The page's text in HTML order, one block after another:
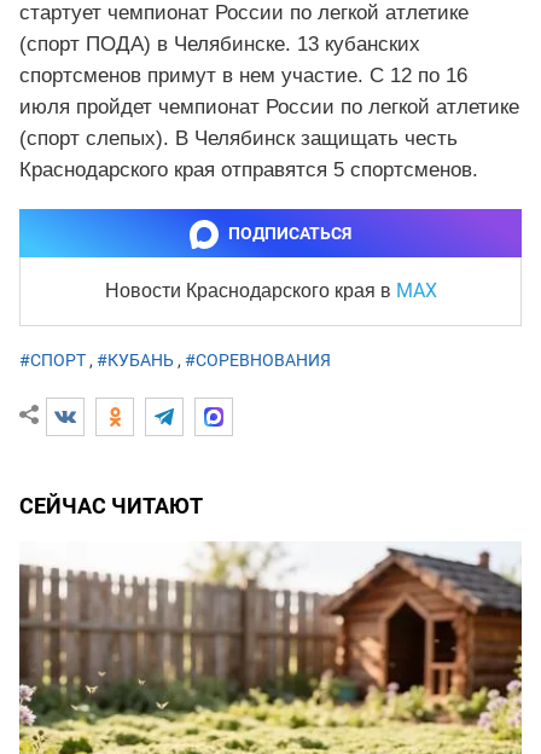
стартует чемпионат России по легкой атлетике
(спорт ПОДА) в Челябинске. 13 кубанских
спортсменов примут в нем участие. С 12 по 16
июля пройдет чемпионат России по легкой атлетике
(спорт слепых). В Челябинск защищать честь
Краснодарского края отправятся 5 спортсменов.
ПОДПИСАТЬСЯ
Новости Краснодарского края в MAX
#СПОРТ , #КУБАНЬ , #СОРЕВНОВАНИЯ
СЕЙЧАС ЧИТАЮТ